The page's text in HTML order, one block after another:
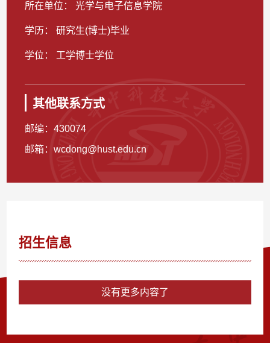
所在单位： 光学与电子信息学院
学历： 研究生(博士)毕业
学位： 工学博士学位
其他联系方式
邮编：430074
邮箱：wcdong@hust.edu.cn
招生信息
没有更多内容了